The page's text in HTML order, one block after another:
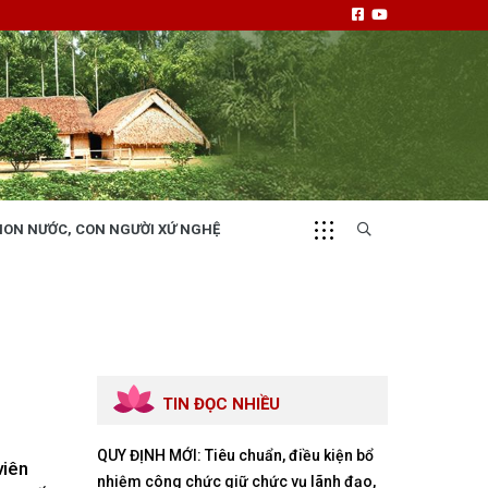
NƯỚC, CON NGƯỜI XỨ NGHỆ
NHỊP CẦU ĐẦU TƯ
TIN ĐỌC NHIỀU
QUY ĐỊNH MỚI: Tiêu chuẩn, điều kiện bổ
nhiệm công chức giữ chức vụ lãnh đạo,